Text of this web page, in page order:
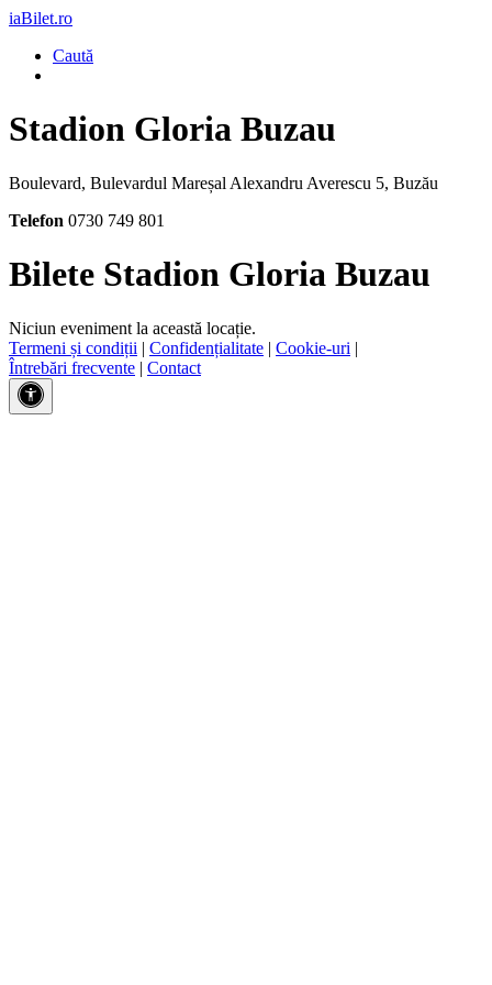
iaBilet.ro
Caută
Stadion Gloria Buzau
Boulevard, Bulevardul Mareșal Alexandru Averescu 5, Buzău
Telefon 0730 749 801
Bilete Stadion Gloria Buzau
Niciun eveniment la această locație.
Termeni și condiții | Confidențialitate | Cookie-uri |
Întrebări frecvente | Contact